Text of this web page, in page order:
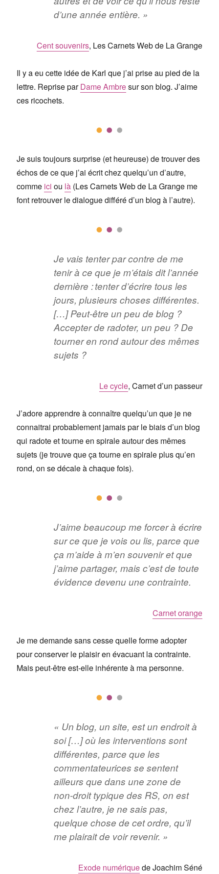
d’une année entière. »
Cent souvenirs, Les Carnets Web de La Grange
Il y a eu cette idée de Karl que j’ai prise au pied de la
lettre. Reprise parDame Ambresur son blog. J’aime
ces ricochets.
Je suis toujours surprise (et heureuse) de trouver des
échos de ce que j’ai écrit chez quelqu’un d’autre,
comme ici ou là (Les Carnets Web de La Grange me
font retrouver le dialogue différé d’un blog à l’autre).
Je vais tenter par contre de me
tenir à ce que je m’étais dit l’année
dernière : tenter d’écrire tous les
jours, plusieurs choses différentes.
[…] Peut-être un peu de blog ?
Accepter de radoter, un peu ? De
tourner en rond autour des mêmes
sujets ?
Le cycle, Carnet d’un passeur
J’adore apprendre à connaître quelqu’un que je ne
connaitrai probablement jamais par le biais d’un blog
qui radote et tourne en spirale autour des mêmes
sujets (je trouve que ça tourne en spirale plus qu’en
rond, on se décale à chaque fois).
J’aime beaucoup me forcer à écrire
sur ce que je vois ou lis, parce que
ça m’aide à m’en souvenir et que
j’aime partager, mais c’est de toute
évidence devenu une contrainte.
Carnet orange
Je me demande sans cesse quelle forme adopter
pour conserver le plaisir en évacuant la contrainte.
Mais peut-être est-elle inhérente à ma personne.
« Un blog, un site, est un endroit à
soi […] où les interventions sont
différentes, parce que les
commentateurices se sentent
ailleurs que dans une zone de
non-droit typique des RS, on est
chez l’autre, je ne sais pas,
quelque chose de cet ordre, qu’il
me plairait de voir revenir. »
Exode numériquede Joachim Séné